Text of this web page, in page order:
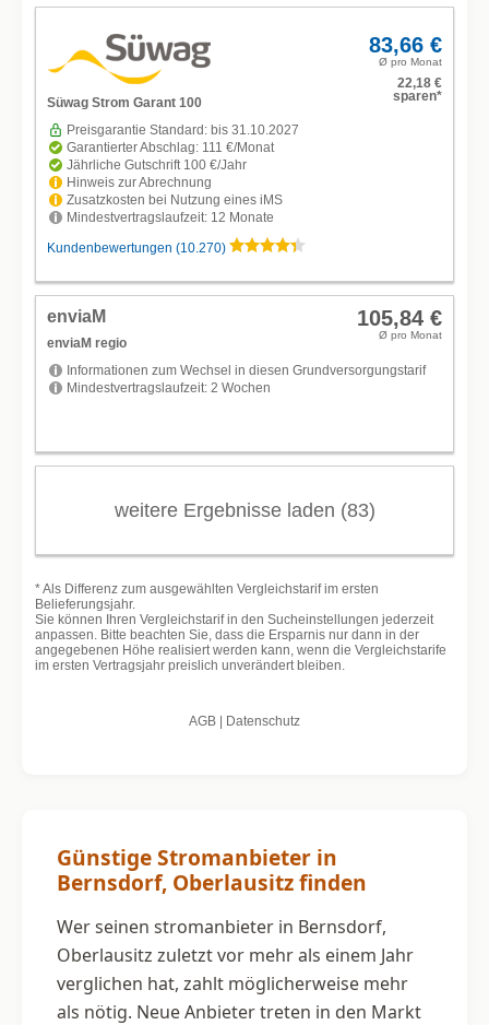
Günstige Stromanbieter in
Bernsdorf, Oberlausitz finden
Wer seinen stromanbieter in Bernsdorf,
Oberlausitz zuletzt vor mehr als einem Jahr
verglichen hat, zahlt möglicherweise mehr
als nötig. Neue Anbieter treten in den Markt